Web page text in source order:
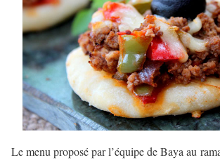
Le menu proposé par l’équipe de Baya au